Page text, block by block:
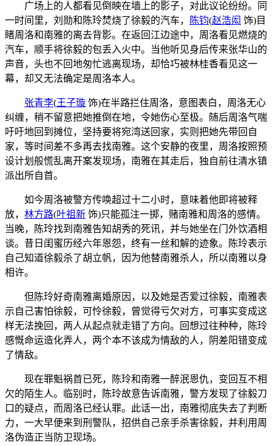
广场上的人都看见倒映在墙上的影子，对此议论纷纷。同
一时间里，刘勋和陈玲焚烧了徐毅的汽车，
陈钧(赵浩闳 饰)目
睹周洛和南雅的离去背影。在返回江边途中，周洛看见燃烧的
汽车，顺手将徐毅的包丢入火中。当他听见身后传来张华山的
声音，头也不回地匆忙逃离现场，却恰巧被林桂香看见这一
幕，却又无法确定是周洛本人。
张青李(王子璇 饰)在半路拦住周洛，意图表白，周洛无心
纠缠，稍不留意把她推倒在地，令她伤心至极。随后周洛气喘
吁吁地回到摊位，坚持要将宛湾送回家，实则把她先带回自
家，等时间差不多再去找南雅。这个安静的夜里，周洛按照预
设计划般慌乱离开案发现场，南雅在其走后，独自前往清水镇
派出所自首。
如今周洛被警方传唤超过十二小时，意味着他即将被释
放， 林方路(叶祖新 饰)只能孤注一掷，赌南雅和周洛的感情。
当晚，陈玲找到南雅告知胡秀的死讯，并与她坐在门外饮酒相
谈。昔日闺蜜历经六年恩怨，终有一丝和解的迹象。陈玲表示
自己知道徐毅杀了胡立帆，因为他替南雅杀人，所以南雅以身
相许。
但陈玲好奇南雅离婚原因，以及她是否爱过徐毅，南雅表
示自己害怕徐毅，可怜徐毅，曾觉得亏欠对方，可事实变成这
样无法挽回，两人从起点就走错了方向。回想过往种种，陈玲
感慨命运造化弄人，两个本不该成为情敌的人，阴差阳错变成
了情敌。
现在罪魁祸首已死，陈玲和南雅一醉泯恩仇，变回互不相
欠的陌生人。临别时，陈玲故意告诉南雅，警方发现了徐毅刀
口的疑点，而周洛已经认罪。此话一出，南雅彻底失去了判断
力，一大早便来到刑警队，招供自己亲手杀害徐毅，并利用周
洛伪造正当防卫现场。